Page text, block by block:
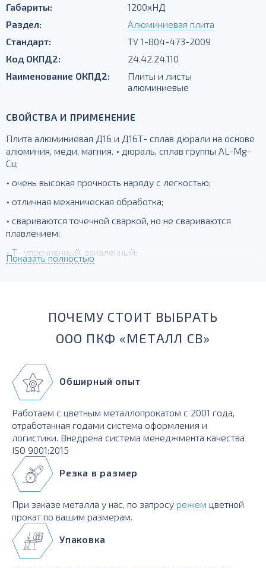
Габариты:
1200хНД
Раздел:
Алюминиевая плита
Стандарт:
ТУ 1-804-473-2009
Код ОКПД2:
24.42.24.110
Наименование ОКПД2:
Плиты и листы
алюминиевые
СВОЙСТВА И ПРИМЕНЕНИЕ
Плита алюминиевая Д16 и Д16Т- сплав дюрали на основе
алюминия, меди, магния. • дюраль, сплав группы AL-Mg-
Cu;
• очень высокая прочность наряду с легкостью;
• отличная механическая обработка;
• свариваются точечной сваркой, но не свариваются
плавлением;
• Т- упрочненный, закаленный;
Показать полностью
ПОЧЕМУ СТОИТ ВЫБРАТЬ
ООО ПКФ «МЕТАЛЛ СВ»
Обширный опыт
Работаем с цветным металлопрокатом с 2001 года,
отработанная годами система оформления и
логистики. Внедрена система менеджмента качества
ISO 9001:2015
Резка в размер
При заказе металла у нас, по запросу режем цветной
прокат по вашим размерам.
Упаковка